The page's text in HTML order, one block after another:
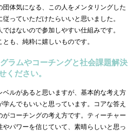
体気になる、この人をメンタリングした
っていただけたらいいと思いました。
はないので参加しやすい仕組みです。
も、純粋に嬉しいものです。
ラムやコーチングと社会課題解決
ください。
ベルがあると思いますが、基本的な考え方
んでもいいと思っています。コアな答え
コーチングの考え方です。ティーチャー
やパワーを信じていて、素晴らしいと思っ